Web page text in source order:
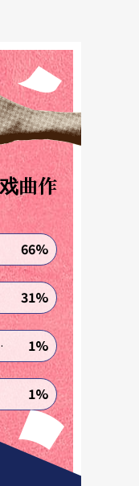
曲作
66%
31%
团!?》 1%
1%